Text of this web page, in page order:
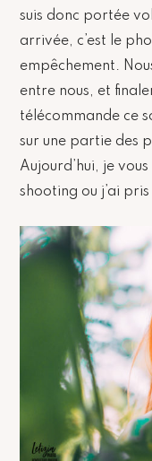
suis donc portée
arrivée, c’est le
empêchement.
entre nous, et
télécommande ce
sur une partie des
Aujourd’hui, je
shooting ou j’ai